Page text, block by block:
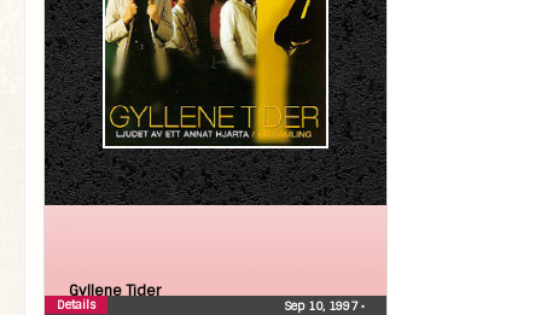
Gyllene Tider
Sep 10, 1997•
Details